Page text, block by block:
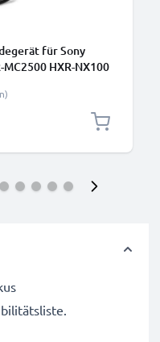
für Sony
HXR-NX100